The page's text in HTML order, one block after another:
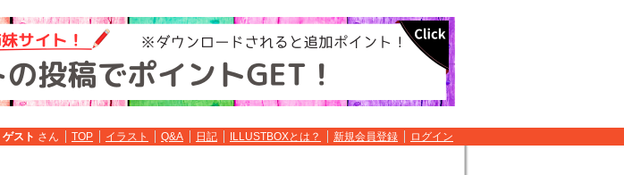
ゲスト さん TOP イラスト Q&A 日記 ILLUSTBOXとは？ 新規会員登録 ログイン